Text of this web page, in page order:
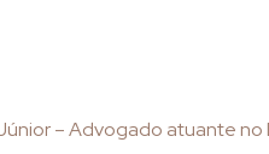
– Advogado atuante no